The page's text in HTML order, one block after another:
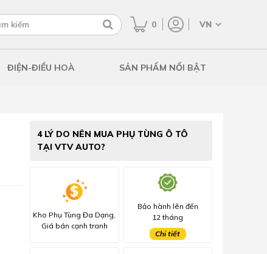
0
ĐIỆN-ĐIỀU HOÀ SẢN PHẨM NỔI BẬT
4 LÝ DO NÊN MUA PHỤ TÙNG Ô TÔ
TẠI VTV AUTO?
Kho Phụ Tùng Đa Dạng,
Giá bán cạnh tranh
Bảo hành lên đến
12 tháng
Chi tiết